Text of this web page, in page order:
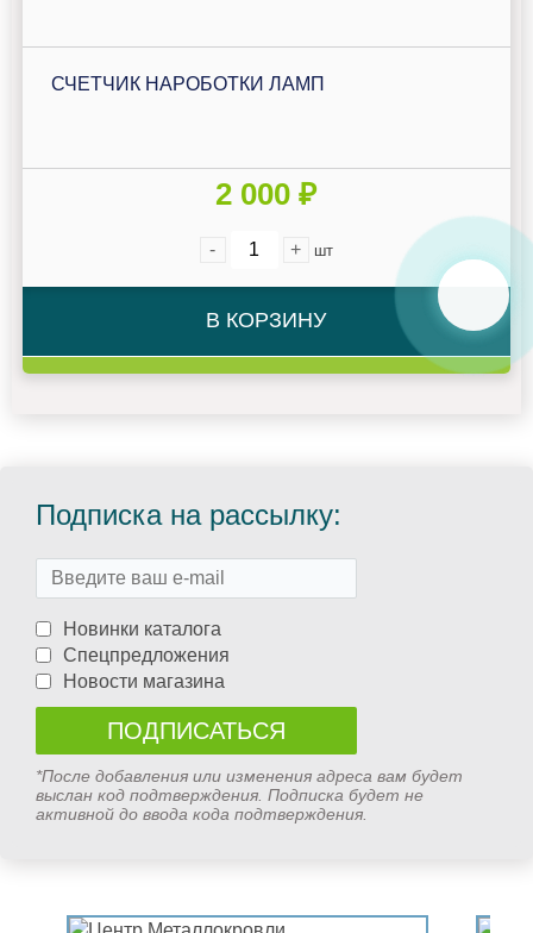
СЧЕТЧИК НАРОБОТКИ ЛАМП
2 000 ₽
- + шт
В КОРЗИНУ
Подписка на рассылку:
Новинки каталога
Спецпредложения
Новости магазина
*После добавления или изменения адреса вам будет
выслан код подтверждения. Подписка будет не
активной до ввода кода подтверждения.